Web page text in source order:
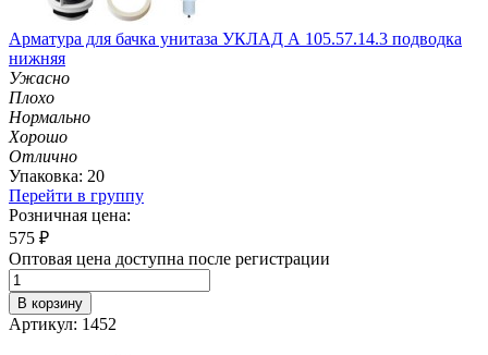
Арматура для бачка унитаза УКЛАД А 105.57.14.3 подводка
нижняя
Ужасно
Плохо
Нормально
Хорошо
Отлично
Упаковка: 20
Перейти в группу
Розничная цена:
575 ₽
Оптовая цена доступна после регистрации
В корзину
Артикул: 1452